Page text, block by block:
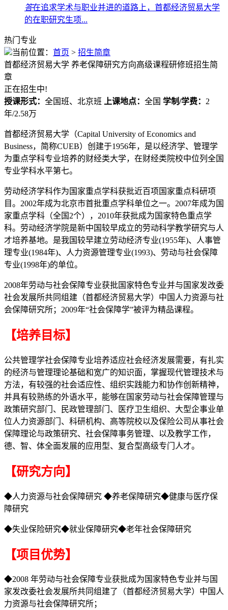
答在追求学术与职业并进的道路上，首都经济贸易大学
的在职研究生项...
热门专业
当前位置： 首页 > 招生简章
首都经济贸易大学 养老保障研究方向高级课程研修班招生简
章
正在招生中!
授课形式： 全国班、北京班 上课地点： 全国 学制/学费： 2
年/2.58万
首都经济贸易大学（Capital University of Economics and
Business，简称CUEB）创建于1956年，是以经济学、管理学
为重点学科专业培养的财经类大学，在财经类院校中位列全国
专业学科水平第七。
劳动经济学科作为国家重点学科获批近百项国家重点科研项
目。2002年成为北京市首批重点学科单位之一。2007年成为国
家重点学科（全国2个），2010年获批成为国家特色重点学
科。劳动经济学院是新中国较早成立的劳动科学教学研究与人
才培养基地。是我国较早建立劳动经济专业(1955年)、人事管
理专业(1984年)、人力资源管理专业(1993)、劳动与社会保障
专业(1998年)的单位。
2008年劳动与社会保障专业获批国家特色专业并与国家发改委
社会发展所共同组建（首都经济贸易大学）中国人力资源与社
会保障研究所；2009年“社会保障学”被评为精品课程。
【培养目标】
公共管理学社会保障专业培养适应社会经济发展需要，有扎实
的经济与管理理论基础和宽广的知识面，掌握现代管理技术与
方法，有较强的社会适应性、组织实践能力和协作创新精神，
并具有较熟练的外语水平，能够在国家劳动与社会保障管理与
政策研究部门、民政管理部门、医疗卫生组织、大型企事业单
位人力资源部门、科研机构、高等院校以及保险公司从事社会
保障理论与政策研究、社会保障事务管理、以及教学工作，
德、智、体全面发展的应用型、复合型高级专门人才。
【研究方向】
◆人力资源与社会保障研究 ◆养老保障研究◆健康与医疗保
障研究
◆失业保险研究◆就业保障研究◆老年社会保障研究
【项目优势】
◆2008 年劳动与社会保障专业获批成为国家特色专业并与国
家发改委社会发展所共同组建了（首都经济贸易大学）中国人
力资源与社会保障研究所；